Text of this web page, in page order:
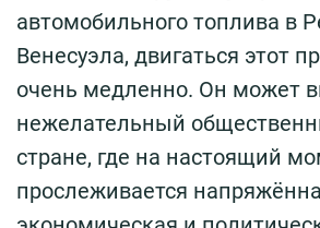
автомобильного топлива в
Венесуэла, двигаться этот
очень медленно. Он может
нежелательный
стране, где на настоящий
прослеживается